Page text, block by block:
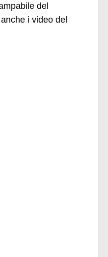
del
i video del